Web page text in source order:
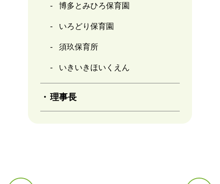
博多とみひろ保育園
いろどり保育園
須玖保育所
いきいきほいくえん
理事長